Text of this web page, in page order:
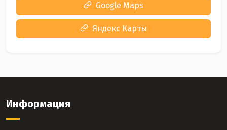
Google Maps
Яндекс Карты
Информация